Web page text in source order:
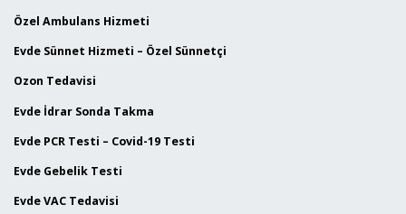
Özel Ambulans Hizmeti
Evde Sünnet Hizmeti – Özel Sünnetçi
Ozon Tedavisi
Evde İdrar Sonda Takma
Evde PCR Testi – Covid-19 Testi
Evde Gebelik Testi
Evde VAC Tedavisi